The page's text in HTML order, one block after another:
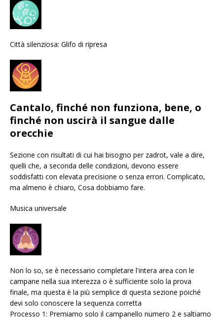
Città silenziosa: Glifo di ripresa
Cantalo, finché non funziona, bene, o
finché non uscirà il sangue dalle
orecchie
Sezione con risultati di cui hai bisogno per zadrot, vale a dire,
quelli che, a seconda delle condizioni, devono essere
soddisfatti con elevata precisione o senza errori. Complicato,
ma almeno è chiaro, Cosa dobbiamo fare.
Musica universale
Non lo so, se è necessario completare l'intera area con le
campane nella sua interezza o è sufficiente solo la prova
finale, ma questa è la più semplice di questa sezione poiché
devi solo conoscere la sequenza corretta
Processo 1: Premiamo solo il campanello numero 2 e saltiamo